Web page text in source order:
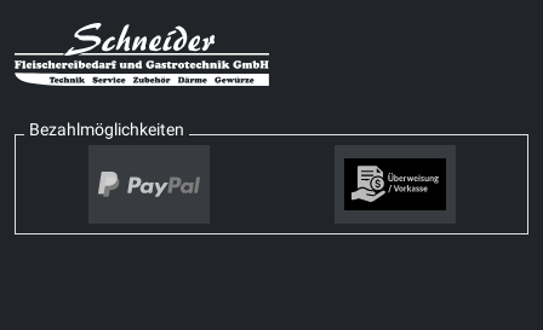
Bezahlmöglichkeiten